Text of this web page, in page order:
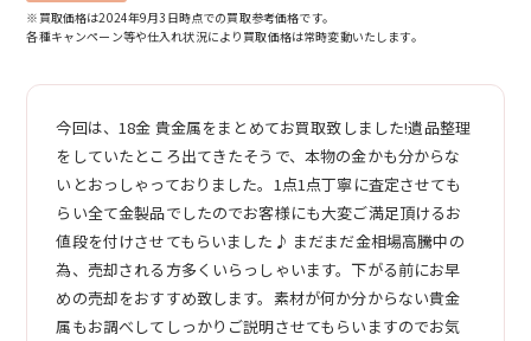
※買取価格は2024年9月3日時点での買取参考価格です。
各種キャンペーン等や仕入れ状況により買取価格は常時変動いたします。
今回は、18金 貴金属をまとめてお買取致しました!遺品整理
をしていたところ出てきたそうで、本物の金かも分からな
いとおっしゃっておりました。1点1点丁寧に査定させても
らい全て金製品でしたのでお客様にも大変ご満足頂けるお
値段を付けさせてもらいました♪ まだまだ金相場高騰中の
為、売却される方多くいらっしゃいます。下がる前にお早
めの売却をおすすめ致します。素材が何か分からない貴金
属もお調べしてしっかりご説明させてもらいますのでお気